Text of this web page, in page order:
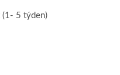
(1- 5 týden)